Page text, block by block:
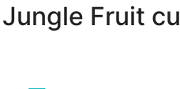
Jungle Fruit